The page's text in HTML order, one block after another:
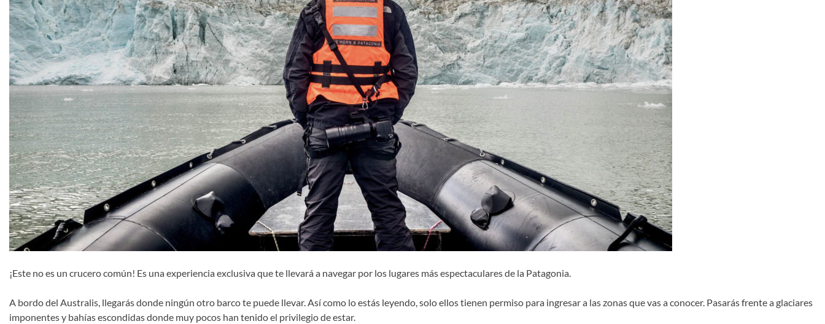
¡Este no es un crucero común! Es una experiencia exclusiva que te llevará a navegar por los lugares más espectaculares de la Patagonia.
A bordo del Australis, llegarás donde ningún otro barco te puede llevar. Así como lo estás leyendo, solo ellos tienen permiso para ingresar a las zonas que vas a conocer. Pasarás frente a glaciares
imponentes y bahías escondidas donde muy pocos han tenido el privilegio de estar.